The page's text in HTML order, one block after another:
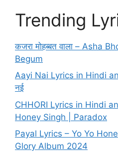
Trending
कजरा मोहब्बत वाला – Asha
Begum
Aayi Nai Lyrics in Hindi
नई
CHHORI Lyrics in Hindi
Honey Singh | Paradox
Payal Lyrics – Yo Yo
Glory Album 2024